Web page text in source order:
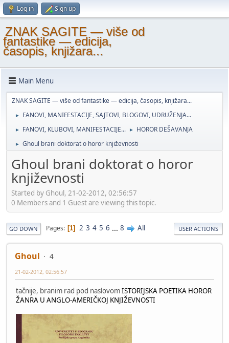
Log in Sign up
ZNAK SAGITE — više od
fantastike — edicija,
časopis, knjižara...
Main Menu
ZNAK SAGITE — više od fantastike — edicija, časopis, knjižara...
► FANOVI, MANIFESTACIJE, SAJTOVI, BLOGOVI, UDRUŽENJA...
► FANOVI, KLUBOVI, MANIFESTACIJE... ► HOROR DEŠAVANJA
► Ghoul brani doktorat o horor književnosti
Ghoul brani doktorat o horor
književnosti
Started by Ghoul, 21-02-2012, 02:56:57
0 Members and 1 Guest are viewing this topic.
GO DOWN Pages 1 2 3 4 5 6 ... 8 All USER ACTIONS
Ghoul 4
21-02-2012, 02:56:57
tačnije, branim rad pod naslovomISTORIJSKA POETIKA HOROR
ŽANRA U ANGLO-AMERIČKOJ KNJIŽEVNOSTI